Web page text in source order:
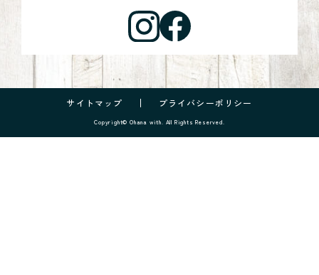
サイトマップ プライバシーポリシー
Copyright© Ohana with. All Rights Reserved.